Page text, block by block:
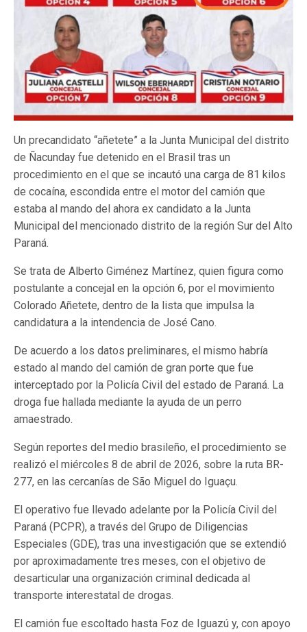
Un precandidato “añetete” a la Junta Municipal del distrito
de Ñacunday fue detenido en el Brasil tras un
procedimiento en el que se incautó una carga de 81 kilos
de cocaína, escondida entre el motor del camión que
estaba al mando del ahora ex candidato a la Junta
Municipal del mencionado distrito de la región Sur del Alto
Paraná.
Se trata de Alberto Giménez Martínez, quien figura como
postulante a concejal en la opción 6, por el movimiento
Colorado Añetete, dentro de la lista que impulsa la
candidatura a la intendencia de José Cano.
De acuerdo a los datos preliminares, el mismo habría
estado al mando del camión de gran porte que fue
interceptado por la Policía Civil del estado de Paraná. La
droga fue hallada mediante la ayuda de un perro
amaestrado.
Según reportes del medio brasileño, el procedimiento se
realizó el miércoles 8 de abril de 2026, sobre la ruta BR-
277, en las cercanías de São Miguel do Iguaçu.
El operativo fue llevado adelante por la Policía Civil del
Paraná (PCPR), a través del Grupo de Diligencias
Especiales (GDE), tras una investigación que se extendió
por aproximadamente tres meses, con el objetivo de
desarticular una organización criminal dedicada al
transporte interestatal de drogas.
El camión fue escoltado hasta Foz de Iguazú y, con apoyo